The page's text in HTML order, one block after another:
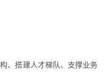
、搭建人才梯队、支撑业务